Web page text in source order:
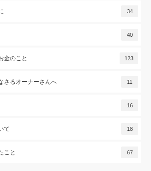
34
40
金のこと 123
さるオーナーさんへ 11
16
て 18
こと 67